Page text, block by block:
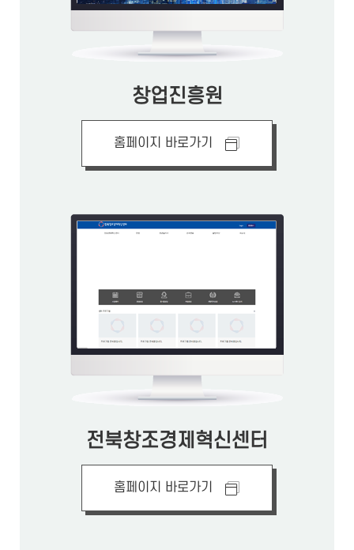
창업진흥원
홈페이지 바로가기
전북창조경제혁신센터
홈페이지 바로가기